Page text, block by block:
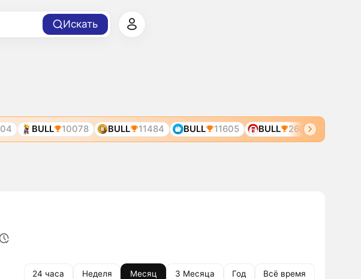
Искать
BULL 10078 BULL 11484 BULL 11605 BULL 2602
24 часа Неделя Месяц 3 Месяца Год Всё время